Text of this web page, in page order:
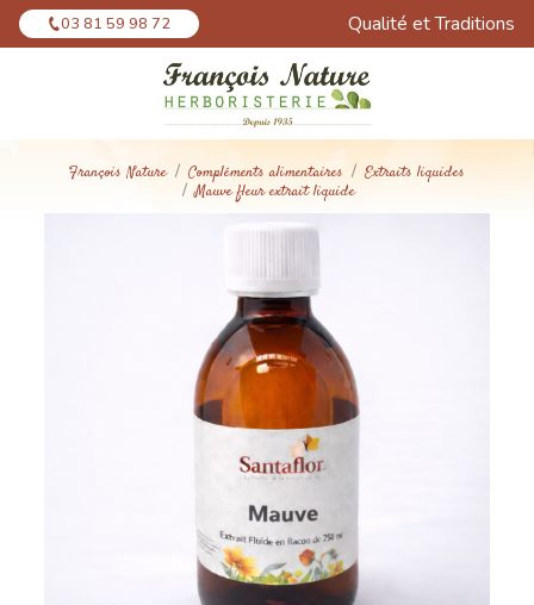
03 81 59 98 72 Qualité et Traditions
François Nature Compléments alimentaires
Extraits liquides
Mauve fleur extrait liquide
Panneau de gestion des cookies